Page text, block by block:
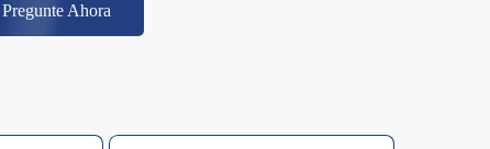
Pregunte Ahora